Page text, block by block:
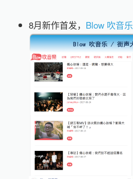
8月新作首发， Blow 吹音乐